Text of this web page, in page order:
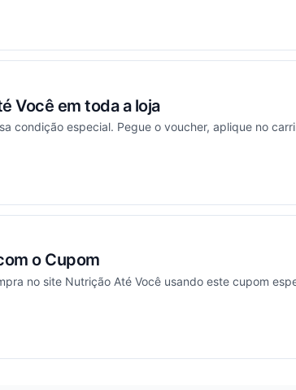
Você em toda a loja
condição especial. Pegue o voucher, aplique no
o Cupom
no site Nutrição Até Você usando este cupom